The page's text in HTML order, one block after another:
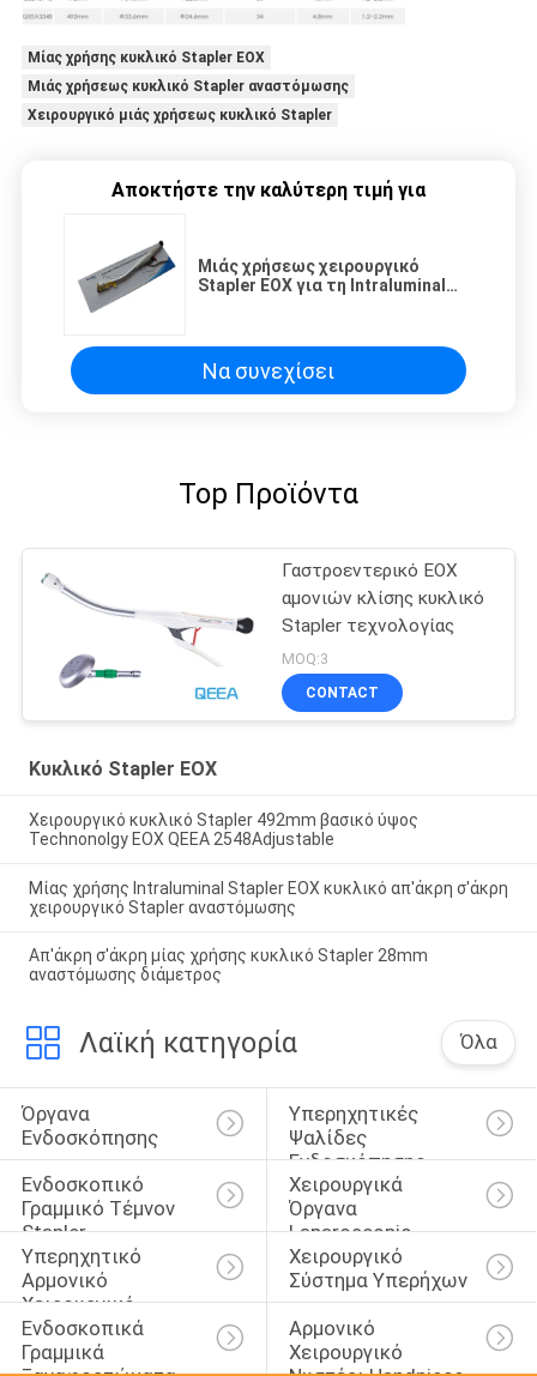
Μίας χρήσης κυκλικό Stapler ΕΟΧ
Μιάς χρήσεως κυκλικό Stapler αναστόμωσης
Χειρουργικό μιάς χρήσεως κυκλικό Stapler
Αποκτήστε την καλύτερη τιμή για
Μιάς χρήσεως χειρουργικό
Stapler ΕΟΧ για τη Intraluminal
Να συνεχίσει
Top Προϊόντα
Γαστροεντερικό ΕΟΧ
αμονιών κλίσης κυκλικό
Stapler τεχνολογίας
MOQ:3
CONTACT
Κυκλικό Stapler ΕΟΧ
Χειρουργικό κυκλικό Stapler 492mm βασικό ύψος
Technonolgy ΕΟΧ QEEA 2548Adjustable
Μίας χρήσης Intraluminal Stapler ΕΟΧ κυκλικό απ'άκρη σ'άκρη
χειρουργικό Stapler αναστόμωσης
Απ'άκρη σ'άκρη μίας χρήσης κυκλικό Stapler 28mm
αναστόμωσης διάμετρος
Λαϊκή κατηγορία Όλα
Όργανα
Ενδοσκόπησης
Υπερηχητικές
Ψαλίδες
Ενδοσκόπησης
Ενδοσκοπικό
Γραμμικό Τέμνον
Stapler
Χειρουργικά
Όργανα
Laparoscopic
Υπερηχητικό
Αρμονικό
Χειρουργικό
Νυστέρι
Χειρουργικό
Σύστημα Υπερήχων
Ενδοσκοπικά
Γραμμικά
Αρμονικό
Χειρουργικό